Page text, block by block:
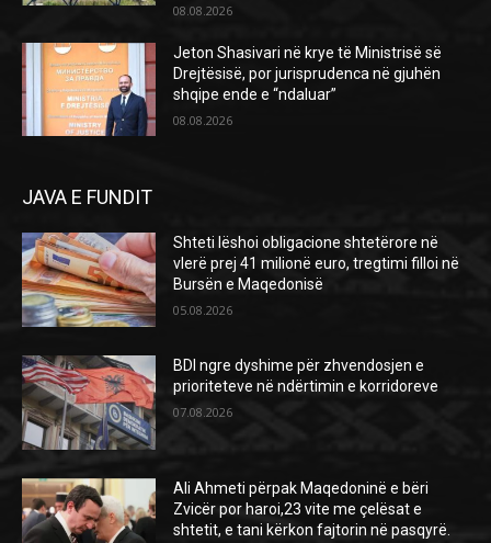
08.08.2026
Jeton Shasivari në krye të Ministrisë së
Drejtësisë, por jurisprudenca në gjuhën
shqipe ende e “ndaluar”
08.08.2026
JAVA E FUNDIT
Shteti lëshoi obligacione shtetërore në
vlerë prej 41 milionë euro, tregtimi filloi në
Bursën e Maqedonisë
05.08.2026
BDI ngre dyshime për zhvendosjen e
prioriteteve në ndërtimin e korridoreve
07.08.2026
Ali Ahmeti përpak Maqedoninë e bëri
Zvicër por haroi,23 vite me çelësat e
shtetit, e tani kërkon fajtorin në pasqyrë.